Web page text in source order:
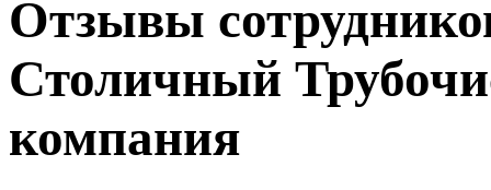
Отзывы
Столичный
компания